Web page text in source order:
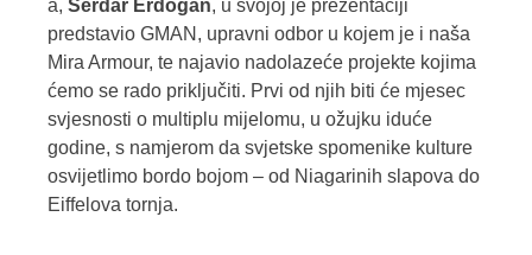
a, Serdar Erdogan, u svojoj je prezentaciji
predstavio GMAN, upravni odbor u kojem je i naša
Mira Armour, te najavio nadolazeće projekte kojima
ćemo se rado priključiti. Prvi od njih biti će mjesec
svjesnosti o multiplu mijelomu, u ožujku iduće
godine, s namjerom da svjetske spomenike kulture
osvijetlimo bordo bojom – od Niagarinih slapova do
Eiffelova tornja.